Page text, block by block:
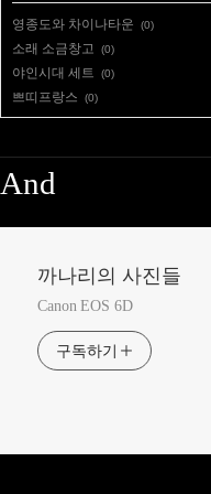
영종도와 차이나타운 (0)
소래 소금창고 (0)
야인시대 세트 (0)
쁘띠프랑스 (0)
And
까나리의 사진들
Canon EOS 6D
구독하기